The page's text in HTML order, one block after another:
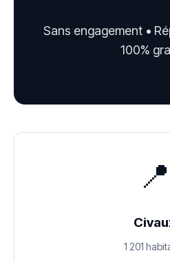
Sans engagement •
100%
📍
1 201